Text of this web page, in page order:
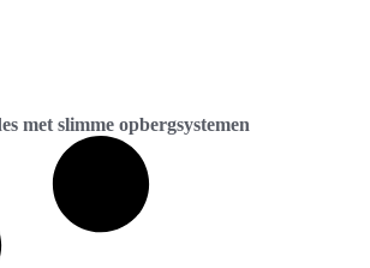
met slimme opbergsystemen